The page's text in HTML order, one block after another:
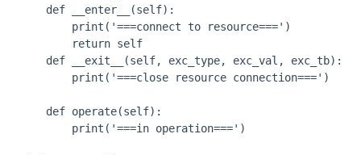
    def __enter__(self):
        print('===connect to resource===')
        return self
    def __exit__(self, exc_type, exc_val, exc_tb):
        print('===close resource connection===')
    def operate(self):
        print('===in operation===')